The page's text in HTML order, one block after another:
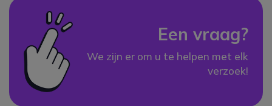
Een vraag?
We zijn er om u te helpen met elk
verzoek!